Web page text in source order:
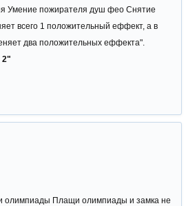
Умение пожирателя душ фео Снятие
всего 1 положительный еффект, а в
два положительныx еффекта".
2"
олимпиады Плащи олимпиады и замка не